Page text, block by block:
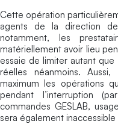
Cette opération
agents de la direction
notamment, les
matériellement avoir lieu
essaie de limiter autant
réelles néanmoins.
maximum les opérations
pendant l’interruption
commandes GESLAB,
sera également